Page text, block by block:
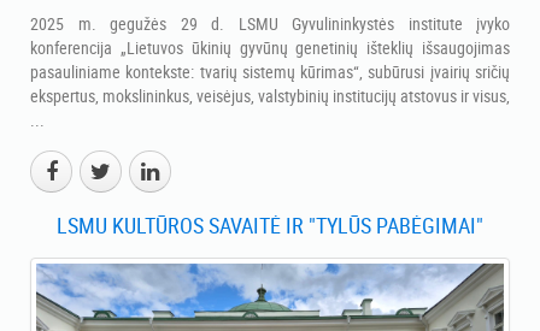
2025 m. gegužės 29 d. LSMU Gyvulininkystės institute įvyko
konferencija „Lietuvos ūkinių gyvūnų genetinių išteklių išsaugojimas
pasauliniame kontekste: tvarių sistemų kūrimas“, subūrusi įvairių sričių
ekspertus, mokslininkus, veisėjus, valstybinių institucijų atstovus ir visus,
LSMU KULTŪROS SAVAITĖ IR "TYLŪS PABĖGIMAI"